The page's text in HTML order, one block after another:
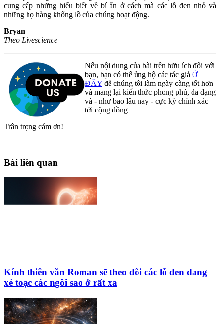
cung cấp những hiểu biết về bí ẩn ở cách mà các lỗ đen nhỏ và
những họ hàng khổng lồ của chúng hoạt động.
Bryan
Theo Livescience
Nếu nội dung của bài trên hữu ích đối với
bạn, bạn có thể ủng hộ các tác giả Ở
ĐÂY để chúng tôi làm ngày càng tốt hơn
và mang lại kiến thức phong phú, đa dạng
và - như bao lâu nay - cực kỳ chính xác
tới cộng đồng.
Trân trọng cám ơn!
Bài liên quan
Kính thiên văn Roman sẽ theo dõi các lỗ đen đang
xé toạc các ngôi sao ở rất xa